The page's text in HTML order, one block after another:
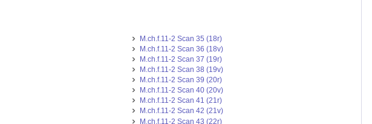
M.ch.f.11-2 Scan 35 (18r)
M.ch.f.11-2 Scan 36 (18v)
M.ch.f.11-2 Scan 37 (19r)
M.ch.f.11-2 Scan 38 (19v)
M.ch.f.11-2 Scan 39 (20r)
M.ch.f.11-2 Scan 40 (20v)
M.ch.f.11-2 Scan 41 (21r)
M.ch.f.11-2 Scan 42 (21v)
M.ch.f.11-2 Scan 43 (22r)